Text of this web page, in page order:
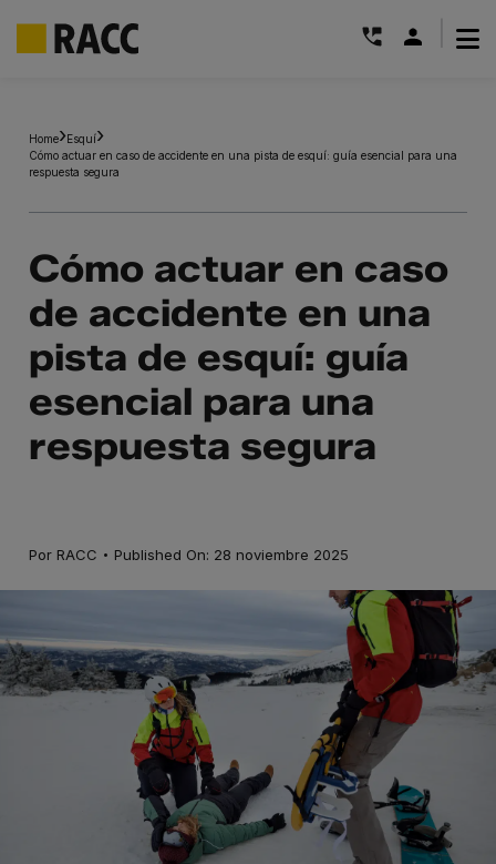
contenido
Home Esquí
Cómo actuar en caso de accidente en una pista de esquí: guía esencial para una
respuesta segura
Cómo actuar en caso
de accidente en una
pista de esquí: guía
esencial para una
respuesta segura
Por RACC · Published On: 28 noviembre 2025